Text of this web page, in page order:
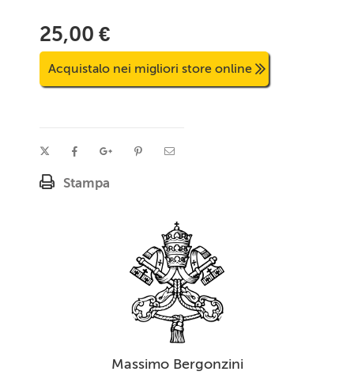
25,00 €
Acquistalo nei migliori store online
Stampa
Massimo Bergonzini